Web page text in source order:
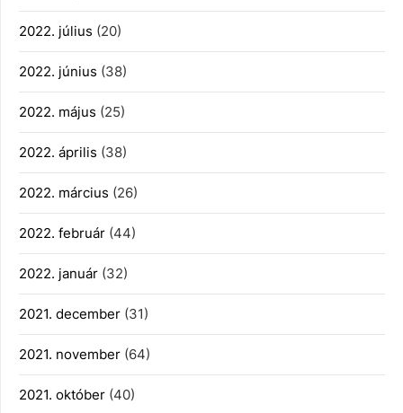
2022. július (20)
2022. június (38)
2022. május (25)
2022. április (38)
2022. március (26)
2022. február (44)
2022. január (32)
2021. december (31)
2021. november (64)
2021. október (40)